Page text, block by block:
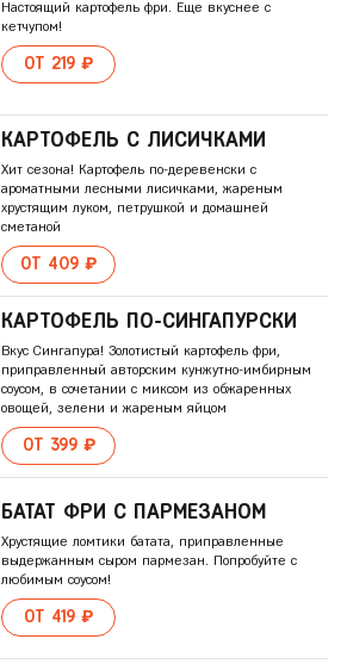
Настоящий картофель фри. Еще вкуснее с
кетчупом!
ОТ 219 ₽
КАРТОФЕЛЬ С ЛИСИЧКАМИ
Хит сезона! Картофель по-деревенски с
ароматными лесными лисичками, жареным
хрустящим луком, петрушкой и домашней
сметаной
ОТ 409 ₽
КАРТОФЕЛЬ ПО-СИНГАПУРСКИ
Вкус Сингапура! Золотистый картофель фри,
приправленный авторским кунжутно-имбирным
соусом, в сочетании с миксом из обжаренных
овощей, зелени и жареным яйцом
ОТ 399 ₽
БАТАТ ФРИ С ПАРМЕЗАНОМ
Хрустящие ломтики батата, приправленные
выдержанным сыром пармезан. Попробуйте с
любимым соусом!
ОТ 419 ₽